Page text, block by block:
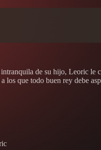
de su hijo, Leoric le
los que todo buen rey debe